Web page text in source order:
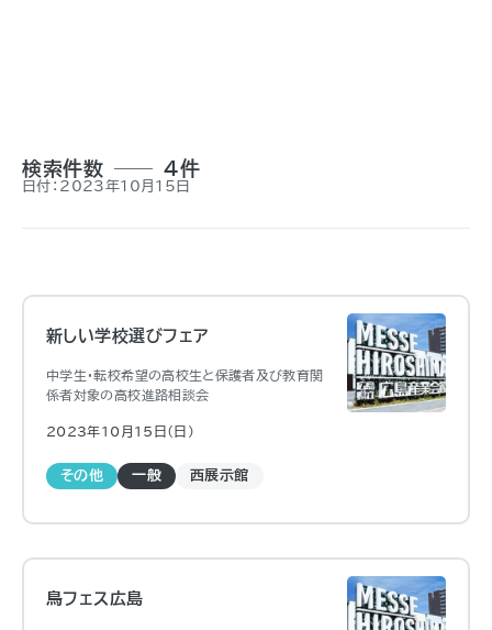
検索件数 4件
日付：2023年10月15日
新しい学校選びフェア
中学生・転校希望の高校生と保護者及び教育関
係者対象の高校進路相談会
2023年10月15日（日)
その他 一般 西展示館
鳥フェス広島